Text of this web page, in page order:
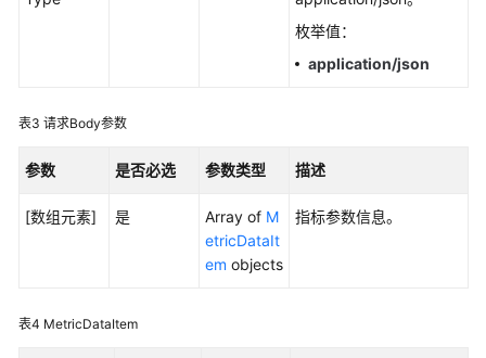
见
题
帮
枚举值：
application/json
表3 请求Body参数
参数 是否必选 参数类型 描述
[数组元素] 是 Array of M
etricDataIt
em objects
指标参数信息。
表4 MetricDataItem